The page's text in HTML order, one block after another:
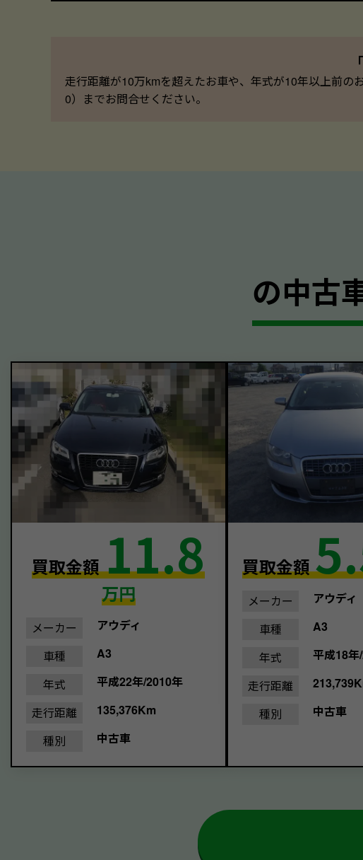
走行距離が10万kmを超えたお車や、年式が10年以上前の
0）までお問合せください。
の中古
買取金額11.8
万円
メーカー
アウディ
車種
A3
年式
平成22年/2010年
走行距離
135,376Km
種別
中古車
買取金額
メーカー
アウディ
車種
A3
年式
平成18年
走行距離
種別
中古車